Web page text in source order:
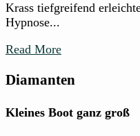
Krass tiefgreifend
Hypnose...
Read More
Diamanten
Kleines Boot ganz groß